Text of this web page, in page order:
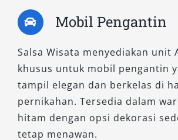
performa.
4. New Alphard 2.5 G
Premium Color)
Dirancang untuk memberikan
maksimal bagi penumpang, tipe
fitur lengkap seperti captain
hiburan mutakhir, dan kabin
Mobil Pengantin
Salsa Wisata menyediakan unit
khusus untuk mobil pengantin
tampil elegan dan berkelas di
pernikahan. Tersedia dalam
hitam dengan opsi dekorasi
tetap menawan.